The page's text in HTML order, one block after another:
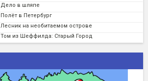
Дело в шляпе
Полёт в Петербург
Лесник на необитаемом острове
Том из Шеффилда: Старый Город